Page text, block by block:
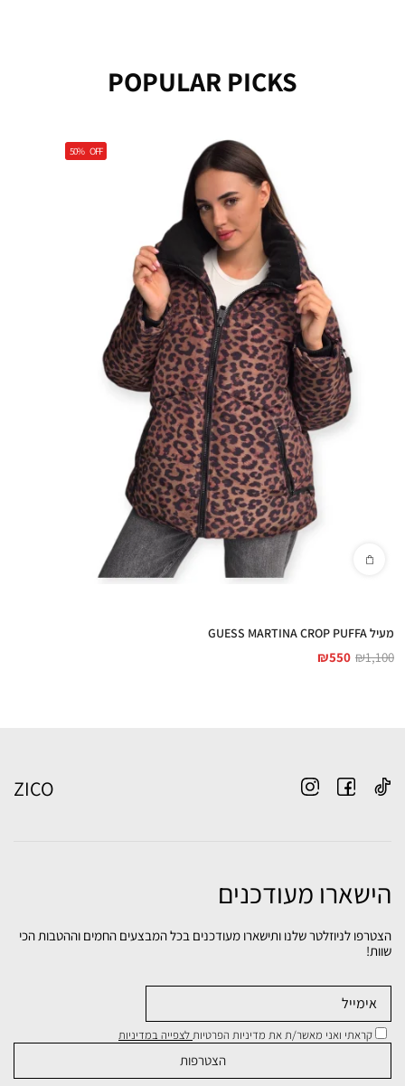
POPULAR PICKS
50% OFF
מעיל GUESS MARTINA CROP PUFFA
₪1,100
₪550
ZICO
הישארו מעודכנים
הצטרפו לניוזלטר שלנו ותישארו מעודכנים בכל המבצעים החמים וההטבות הכי
שוות!
קראתי ואני מאשר/ת את מדיניות הפרטיותלצפייה במדיניות